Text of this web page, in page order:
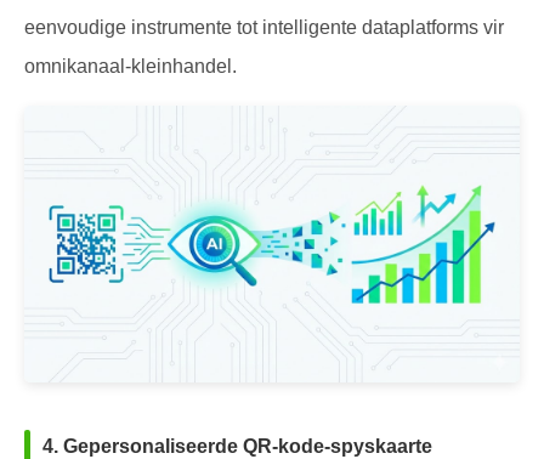
eenvoudige instrumente tot intelligente dataplatforms vir
omnikanaal-kleinhandel.
4. Gepersonaliseerde QR-kode-spyskaarte